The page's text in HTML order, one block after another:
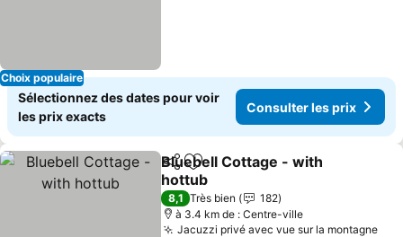
Choix populaire
Sélectionnez des dates pour voir
les prix exacts
Consulter les prix
PartagerAjouter à mes favoris
Bluebell Cottage - with
hottub
8,1 Très bien
182
à 3.4 km de : Centre-ville
Jacuzzi privé avec vue sur la montagne